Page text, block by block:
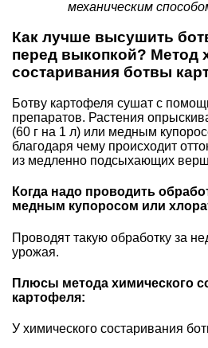
механическим
Как лучше высушить
перед выкопкой? Метод
состаривания ботвы
Ботву картофеля сушат с
препаратов. Растения
(60 г на 1 л) или медным
благодаря чему происходит
из медленно подсыхающих
Когда надо проводить
медным купоросом или
Проводят такую обработку за
урожая.
Плюсы метода химического
картофеля:
У химического состаривания